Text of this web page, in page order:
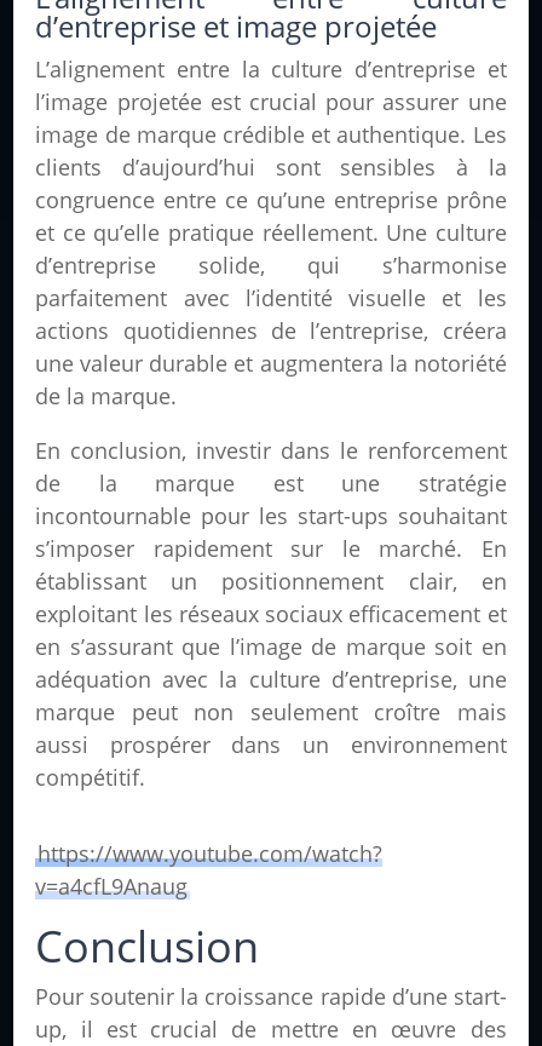
d’entreprise et image projetée
L’alignement entre la culture d’entreprise et
l’image projetée est crucial pour assurer une
image de marque crédible et authentique. Les
clients d’aujourd’hui sont sensibles à la
congruence entre ce qu’une entreprise prône
et ce qu’elle pratique réellement. Une culture
d’entreprise solide, qui s’harmonise
parfaitement avec l’identité visuelle et les
actions quotidiennes de l’entreprise, créera
une valeur durable et augmentera la notoriété
de la marque.
En conclusion, investir dans le renforcement
de la marque est une stratégie
incontournable pour les start-ups souhaitant
s’imposer rapidement sur le marché. En
établissant un positionnement clair, en
exploitant les réseaux sociaux efficacement et
en s’assurant que l’image de marque soit en
adéquation avec la culture d’entreprise, une
marque peut non seulement croître mais
aussi prospérer dans un environnement
compétitif.
https://www.youtube.com/watch?
v=a4cfL9Anaug
Conclusion
Pour soutenir la croissance rapide d’une start-
up, il est crucial de mettre en œuvre des